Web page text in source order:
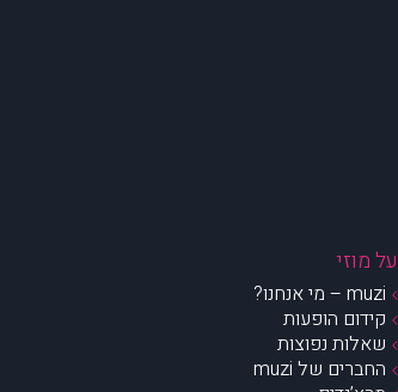
על מוזי
muzi – מי אנחנו?
קידום הופעות
שאלות נפוצות
החברים של muzi